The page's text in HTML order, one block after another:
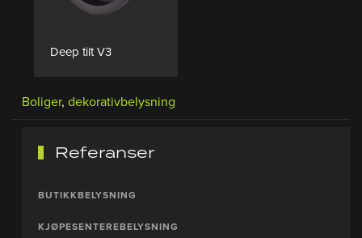
Deep tilt V3
Boliger, dekorativbelysning
Referanser
BUTIKKBELYSNING
KJØPESENTEREBELYSNING